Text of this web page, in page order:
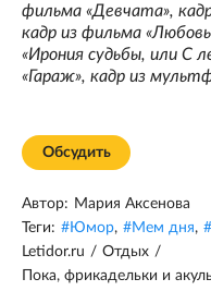
фильма «Девчата»,
кадр из фильма
«Ирония судьбы, или С
«Гараж», кадр из
Обсудить
Автор: Мария Аксенова
Теги: #Юмор, #Мем дня, #
Letidor.ru / Отдых /
Пока, фрикадельки и